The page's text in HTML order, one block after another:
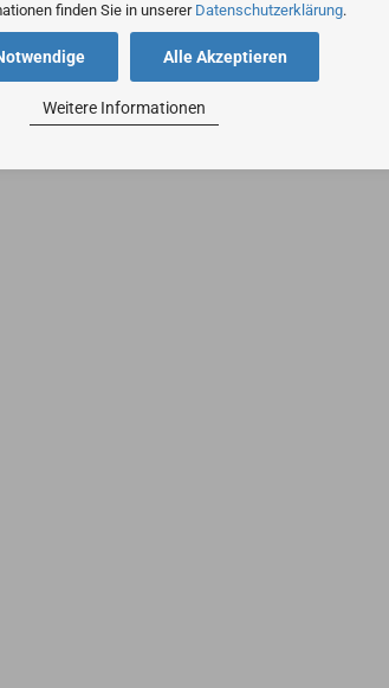
finden Sie in unserer Datenschutzerklärung.
Alle Akzeptieren
Weitere Informationen